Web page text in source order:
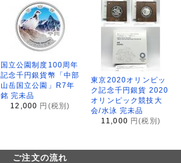
国立公園制度100周年
記念千円銀貨幣「中部
山岳国立公園」R7年
銘 完未品
12,000 円(税別)
東京2020オリンピッ
ク記念千円銀貨 2020
オリンピック競技大
会/水泳 完未品
11,000 円(税別)
ご注文の流れ